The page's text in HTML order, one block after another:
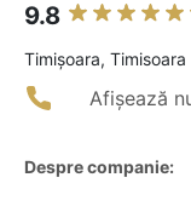
9.8
Timişoara, Timisoara
Afișează
Despre companie: